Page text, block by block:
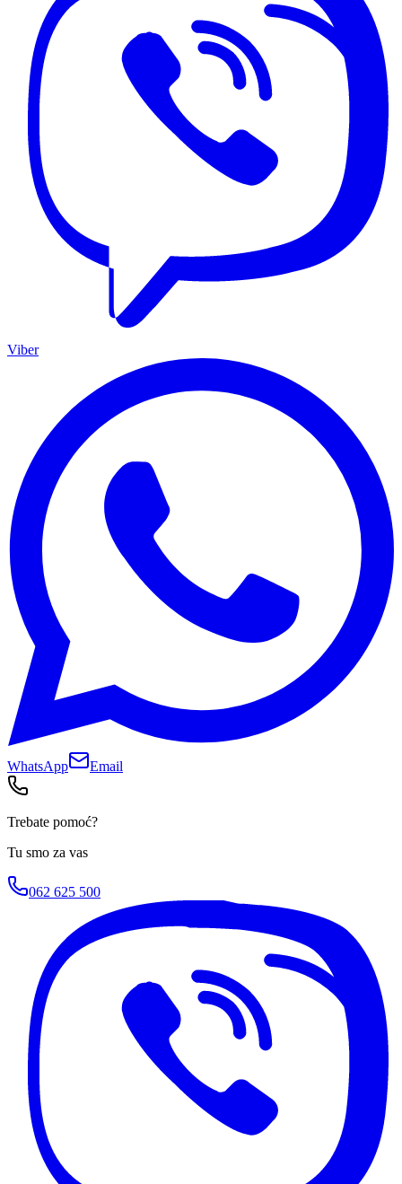
Viber
WhatsApp Email
Trebate pomoć?
Tu smo za vas
062 625 500